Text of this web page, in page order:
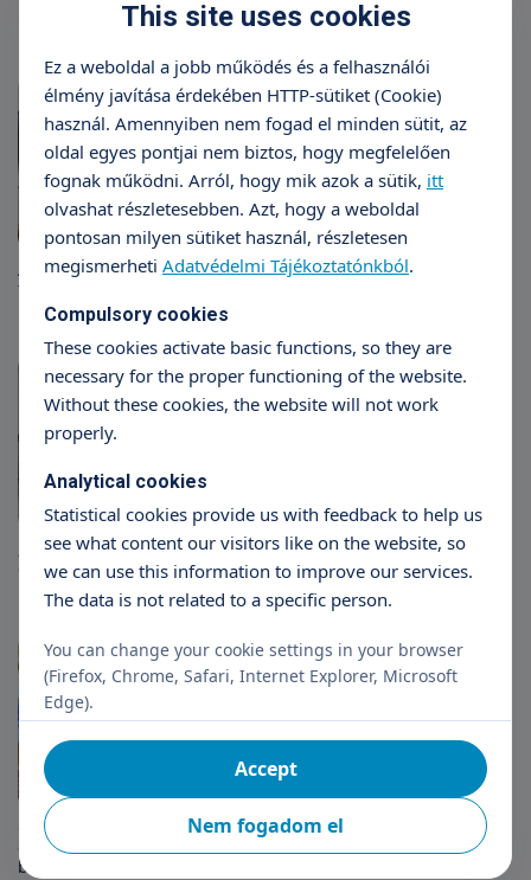
Amikor a nyeremény pont célba
talál
„Ezt a csodát lehetetlen szavakba
önteni”
Gólyahír a Mózes-Horváth
családnál – Megérkezett a 11.
baba
This site uses cookies
Ez a weboldal a jobb működés és a felhasználói
élmény javítása érdekében HTTP-sütiket (Cookie)
használ. Amennyiben nem fogad el minden sütit, az
oldal egyes pontjai nem biztos, hogy megfelelően
fognak működni. Arról, hogy mik azok a sütik, itt
olvashat részletesebben. Azt, hogy a weboldal
pontosan milyen sütiket használ, részletesen
megismerheti Adatvédelmi Tájékoztatónkból.
Compulsory cookies
These cookies activate basic functions, so they are
necessary for the proper functioning of the website.
Without these cookies, the website will not work
properly.
Analytical cookies
Statistical cookies provide us with feedback to help us
see what content our visitors like on the website, so
we can use this information to improve our services.
The data is not related to a specific person.
You can change your cookie settings in your browser
(Firefox, Chrome, Safari, Internet Explorer, Microsoft
Edge).
Nem fogadom el
Accept